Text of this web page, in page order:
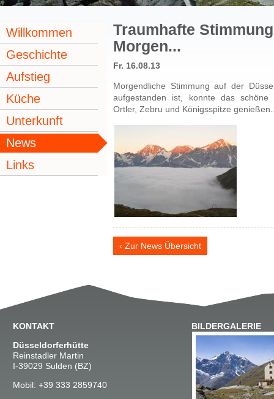
Willkommen
Geschichte
Aufstieg
Küche
Unterkunft
News
Links
Traumhafte
Morgen...
Fr. 16.08.13
Morgendliche Stimmung auf der
aufgestanden ist, konnte das schöne
Ortler, Zebru und Königsspitze
Zur News Übersicht
KONTAKT
Düsseldorferhütte
Reinstadler Martin
I-39029 Sulden (BZ)
Mobil: +39 333 2859740
BILDERGALERIE